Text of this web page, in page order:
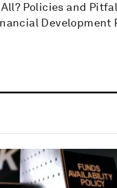
Policies and
Development